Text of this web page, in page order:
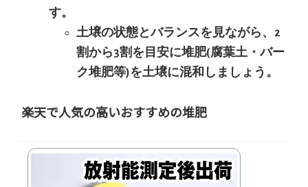
す。
土壌の状態とバランスを見ながら、2
割から3割を目安に堆肥(腐葉土・バー
ク堆肥等)を土壌に混和しましょう。
楽天で人気の高いおすすめの堆肥